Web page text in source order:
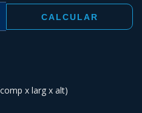
CALCULAR
x larg x alt)